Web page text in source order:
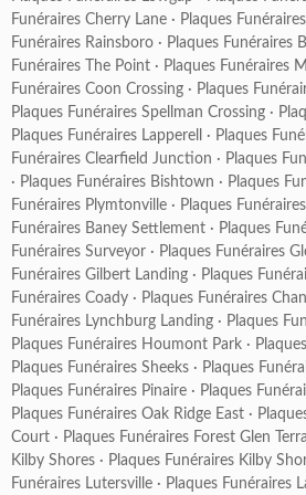
Funéraires Cherry Lane · Plaques
Funéraires Rainsboro · Plaques Funéraires
Funéraires The Point · Plaques Funéraires
Funéraires Coon Crossing · Plaques
Plaques Funéraires Spellman Crossing ·
Plaques Funéraires Lapperell
· Plaques
Funéraires Clearfield Junction · Plaques
· Plaques Funéraires Bishtown · Plaques
Funéraires Plymtonville · Plaques
Funéraires Baney Settlement · Plaques
Funéraires Surveyor · Plaques Funéraires
Funéraires Gilbert Landing · Plaques
Funéraires Coady · Plaques Funéraires
Funéraires Lynchburg Landing · Plaques
Plaques Funéraires Houmont Park ·
Plaques Funéraires Sheeks · Plaques
Plaques Funéraires Pinaire · Plaques
Plaques Funéraires Oak Ridge East ·
Court · Plaques Funéraires Forest Glen
Kilby Shores · Plaques Funéraires Kilby
Funéraires Lutersville · Plaques Funéraires